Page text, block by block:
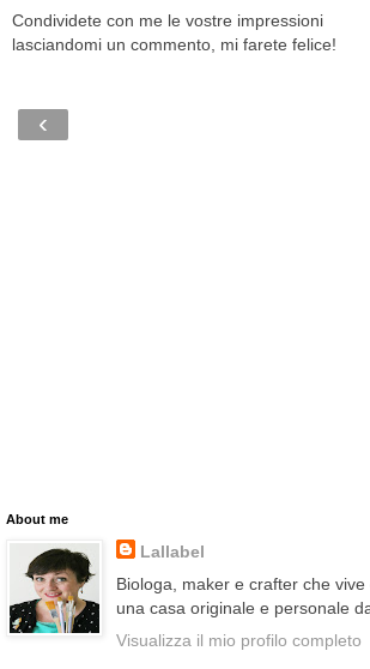
Condividete con me le vostre impressioni
lasciandomi un commento, mi farete felice!
‹
About me
Lallabel
Biologa, maker e crafter che
una casa originale e personale
Visualizza il mio profilo completo